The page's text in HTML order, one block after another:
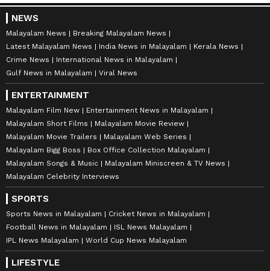
NEWS
Malayalam News
Breaking Malayalam News
Latest Malayalam News
India News in Malayalam
Kerala News
Crime News
International News in Malayalam
Gulf News in Malayalam
Viral News
ENTERTAINMENT
Malayalam Film New
Entertainment News in Malayalam
Malayalam Short Films
Malayalam Movie Review
Malayalam Movie Trailers
Malayalam Web Series
Malayalam Bigg Boss
Box Office Collection Malayalam
Malayalam Songs & Music
Malayalam Miniscreen & TV News
Malayalam Celebrity Interviews
SPORTS
Sports News in Malayalam
Cricket News in Malayalam
Football News in Malayalam
ISL News Malayalam
IPL News Malayalam
World Cup News Malayalam
LIFESTYLE